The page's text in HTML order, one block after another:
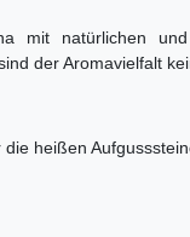
mit natürlichen
der Aromavielfalt
heißen